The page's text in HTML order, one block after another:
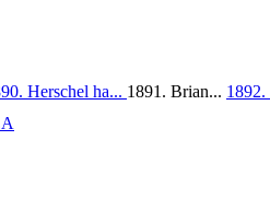
Herschel ha... 1891. Brian...